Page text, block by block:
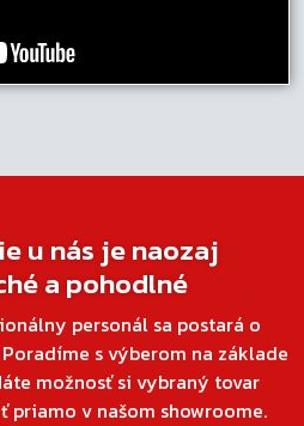
u nás je naozaj
a pohodlné
personál sa postará o
s výberom na základe
možnosť si vybraný tovar
priamo v našom showroome.